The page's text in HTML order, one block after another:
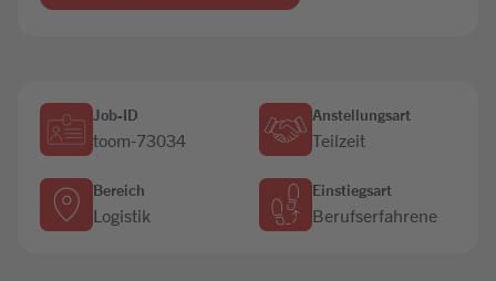
Job-ID
toom-73034
Anstellungsart
Teilzeit
Bereich
Logistik
Einstiegsart
Berufserfahrene